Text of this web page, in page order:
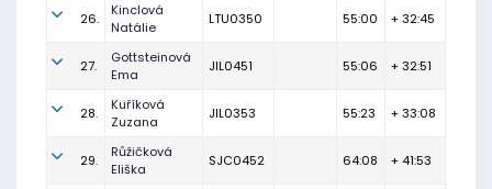
26.
Kinclová
Natálie
LTU0350 55:00 + 32:45
27.
Gottsteinová
Ema
JIL0451 55:06 + 32:51
28.
Kuříková
Zuzana
JIL0353 55:23 + 33:08
29.
Růžičková
Eliška
SJC0452 64:08 + 41:53